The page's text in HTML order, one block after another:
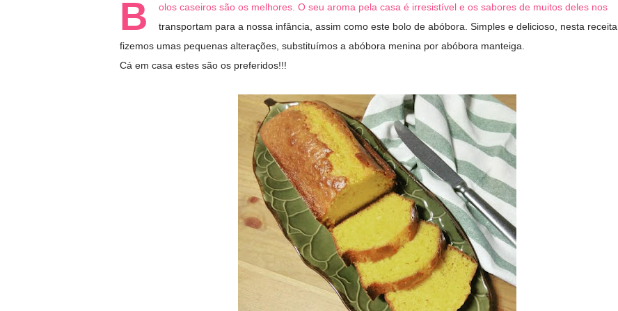
B
olos caseiros são os melhores. O seu aroma pela casa é irresistível e os sabores de muitos deles nos
transportam para a nossa infância, assim como este bolo de abóbora. Simples e delicioso, nesta receita
fizemos umas pequenas alterações, substituímos a abóbora menina por abóbora manteiga.
Cá em casa estes são os preferidos!!!